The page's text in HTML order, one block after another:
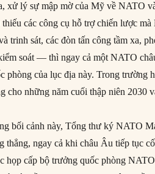
xử lý sự mập mờ của Mỹ về NATO
thiếu các công cụ hỗ trợ chiến lược
trinh sát, các đòn tấn công tầm xa,
soát — thì ngay cả một NATO
phòng của lục địa này. Trong trường
cho những năm cuối thập niên 2030
bối cảnh này, Tổng thư ký NATO
thẳng, ngay cả khi châu Âu tiếp tục
họp cấp bộ trưởng quốc phòng